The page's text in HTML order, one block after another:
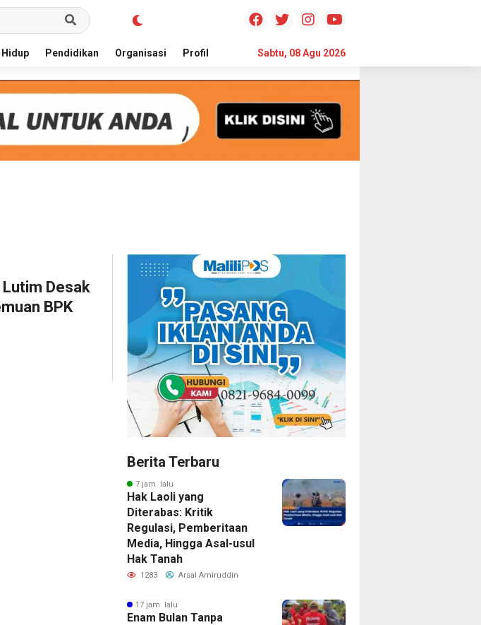
Hidup Pendidikan Organisasi Profil TeknologiSabtu, 08 Agu 2026
Lutim Desak
BPK
Berita Terbaru
7 jam lalu
Hak Laoli yang
Diterabas: Kritik
Regulasi, Pemberitaan
Media, Hingga Asal-usul
Hak Tanah
1283 Arsal Amiruddin
17 jam lalu
Enam Bulan Tanpa